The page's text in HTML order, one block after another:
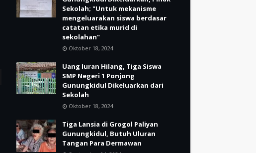
Sekolah; "Untuk mekanisme
mengeluarakan siswa berdasar
catatan etika murid di
sekolahan"
Oktober 18, 2024
Uang Iuran Hilang, Tiga Siswa
SMP Negeri 1 Ponjong
Gunungkidul Dikeluarkan dari
Sekolah
Oktober 18, 2024
Tiga Lansia di Grogol Paliyan
Gunungkidul, Butuh Uluran
Tangan Para Dermawan